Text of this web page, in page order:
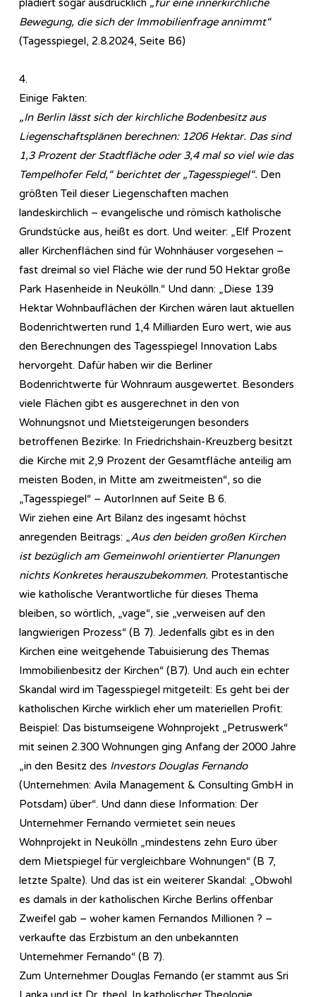
plädiert sogar ausdrücklich „für eine innerkirchliche
Bewegung, die sich der Immobilienfrage annimmt“
(Tagesspiegel, 2.8.2024, Seite B6)
4.
Einige Fakten:
„In Berlin lässt sich der kirchliche Bodenbesitz aus
Liegenschaftsplänen berechnen: 1206 Hektar. Das sind
1,3 Prozent der Stadtfläche oder 3,4 mal so viel wie das
Tempelhofer Feld,“ berichtet der „Tagesspiegel“. Den
größten Teil dieser Liegenschaften machen
landeskirchlich – evangelische und römisch katholische
Grundstücke aus, heißt es dort. Und weiter: „Elf Prozent
aller Kirchenflächen sind für Wohnhäuser vorgesehen –
fast dreimal so viel Fläche wie der rund 50 Hektar große
Park Hasenheide in Neukölln.“ Und dann: „Diese 139
Hektar Wohnbauflächen der Kirchen wären laut aktuellen
Bodenrichtwerten rund 1,4 Milliarden Euro wert, wie aus
den Berechnungen des Tagesspiegel Innovation Labs
hervorgeht. Dafür haben wir die Berliner
Bodenrichtwerte für Wohnraum ausgewertet. Besonders
viele Flächen gibt es ausgerechnet in den von
Wohnungsnot und Mietsteigerungen besonders
betroffenen Bezirke: In Friedrichshain-Kreuzberg besitzt
die Kirche mit 2,9 Prozent der Gesamtfläche anteilig am
meisten Boden, in Mitte am zweitmeisten“, so die
„Tagesspiegel“ – AutorInnen auf Seite B 6.
Wir ziehen eine Art Bilanz des ingesamt höchst
anregenden Beitrags: „Aus den beiden großen Kirchen
ist bezüglich am Gemeinwohl orientierter Planungen
nichts Konkretes herauszubekommen. Protestantische
wie katholische Verantwortliche für dieses Thema
bleiben, so wörtlich, „vage“, sie „verweisen auf den
langwierigen Prozess“ (B 7). Jedenfalls gibt es in den
Kirchen eine weitgehende Tabuisierung des Themas
Immobilienbesitz der Kirchen“ (B7). Und auch ein echter
Skandal wird im Tagesspiegel mitgeteilt: Es geht bei der
katholischen Kirche wirklich eher um materiellen Profit:
Beispiel: Das bistumseigene Wohnprojekt „Petruswerk“
mit seinen 2.300 Wohnungen ging Anfang der 2000 Jahre
„in den Besitz des Investors Douglas Fernando
(Unternehmen: Avila Management & Consulting GmbH in
Potsdam) über“. Und dann diese Information: Der
Unternehmer Fernando vermietet sein neues
Wohnprojekt in Neukölln „mindestens zehn Euro über
dem Mietspiegel für vergleichbare Wohnungen“ (B 7,
letzte Spalte). Und das ist ein weiterer Skandal: „Obwohl
es damals in der katholischen Kirche Berlins offenbar
Zweifel gab – woher kamen Fernandos Millionen ? –
verkaufte das Erzbistum an den unbekannten
Unternehmer Fernando“ (B 7).
Zum Unternehmer Douglas Fernando (er stammt aus Sri